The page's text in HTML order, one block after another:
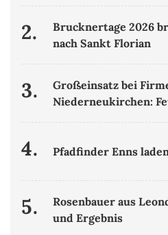
2.
Brucknertage 2026
nach Sankt Florian
3.
Großeinsatz bei
Niederneukirchen:
4. Pfadfinder Enns
5.
Rosenbauer aus
und Ergebnis